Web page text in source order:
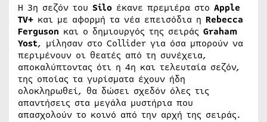
Η 3η σεζόν του Silo έκανε πρεμιέρα στο Apple
TV+ και με αφορμή τα νέα επεισόδια η Rebecca
Ferguson και ο δημιουργός της σειράς Graham
Yost, μίλησαν στο Collider για όσα μπορούν να
περιμένουν οι θεατές από τη συνέχεια,
αποκαλύπτοντας ότι η 4η και τελευταία σεζόν,
της οποίας τα γυρίσματα έχουν ήδη
ολοκληρωθεί, θα δώσει σχεδόν όλες τις
απαντήσεις στα μεγάλα μυστήρια που
απασχολούν το κοινό από την αρχή της σειράς.